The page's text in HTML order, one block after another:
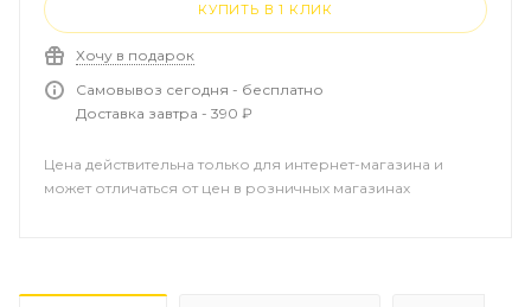
КУПИТЬ В 1 КЛИК
Хочу в подарок
Самовывоз сегодня - бесплатно
Доставка завтра - 390 ₽
Цена действительна только для интернет-магазина и
может отличаться от цен в розничных магазинах